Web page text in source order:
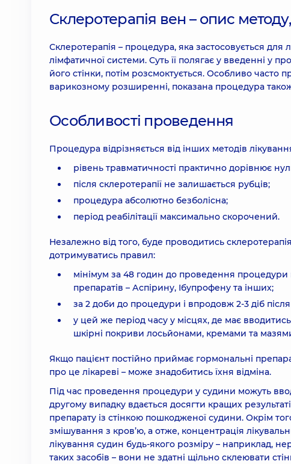
Склеротерапія вен – опис методу,
Склеротерапія – процедура, яка застосовується
лімфатичної системи. Суть її полягає у введенні у
його стінки, потім розсмоктується. Особливо часто
варикозному розширенні, показана процедура
Особливості проведення
Процедура відрізняється від інших методів
рівень травматичності практично дорівнює
після склеротерапії не залишається рубців;
процедура абсолютно безболісна;
період реабілітації максимально скорочений.
Незалежно від того, буде проводитись
дотримуватись правил:
мінімум за 48 годин до проведення
препаратів – Аспірину, Ібупрофену та інших;
за 2 доби до процедури і впродовж 2-3 діб
у цей же період часу у місцях, де має
шкірні покриви лосьйонами, кремами та
Якщо пацієнт постійно приймає гормональні
про це лікареві – може знадобитись їхня відміна.
Під час проведення процедури у судини можуть
другому випадку вдається досягти кращих
препарату із стінкою пошкодженої судини. Окрім
змішування з кров’ю, а отже, концентрація
лікування судин будь-якого розміру – наприклад,
таких засобів – вони не здатні щільно склеювати